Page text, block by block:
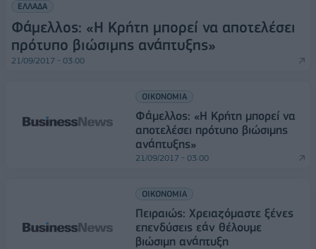
ΕΛΛΑΔΑ
Φάμελλος: «Η Κρήτη μπορεί να αποτελέσει
πρότυπο βιώσιμης ανάπτυξης»
21/09/2017 - 03:00
ΟΙΚΟΝΟΜΙΑ
Φάμελλος: «Η Κρήτη μπορεί να
αποτελέσει πρότυπο βιώσιμης
ανάπτυξης»
21/09/2017 - 03:00
ΟΙΚΟΝΟΜΙΑ
Πειραιώς: Χρειαζόμαστε ξένες
επενδύσεις εάν θέλουμε
βιώσιμη ανάπτυξη